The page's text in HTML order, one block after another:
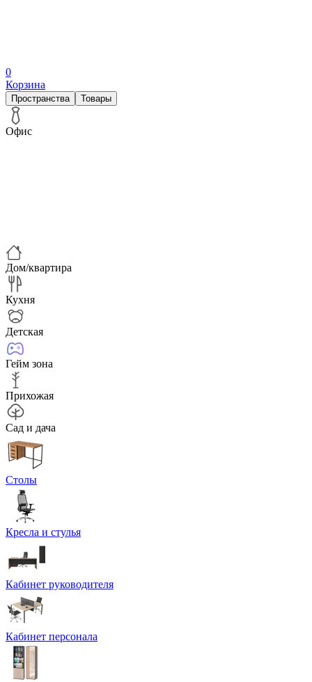
0
Корзина
Пространства Товары
Офис
Дом/квартира
Кухня
Детская
Гейм зона
Прихожая
Сад и дача
Столы
Кресла и стулья
Кабинет руководителя
Кабинет персонала